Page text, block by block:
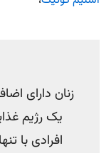
زنان دارای